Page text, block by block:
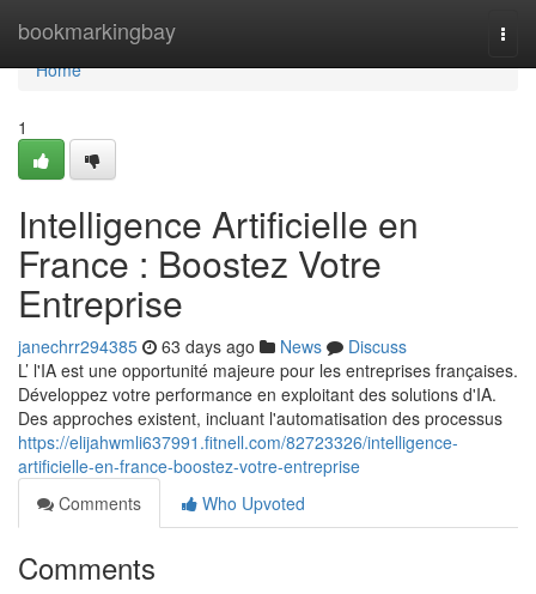
bookmarkingbay
Home
Home
1
Intelligence Artificielle en
France : Boostez Votre
Entreprise
janechrr294385 63 days ago News
Discuss
L’ l'IA est une opportunité majeure pour les entreprises françaises.
Développez votre performance en exploitant des solutions d'IA.
Des approches existent, incluant l'automatisation des processus
https://elijahwmli637991.fitnell.com/82723326/intelligence-
artificielle-en-france-boostez-votre-entreprise
Comments
Who Upvoted
Comments